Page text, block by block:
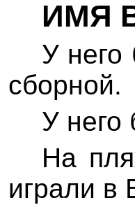
ИМЯ
У
сборной.
У
На
играли в